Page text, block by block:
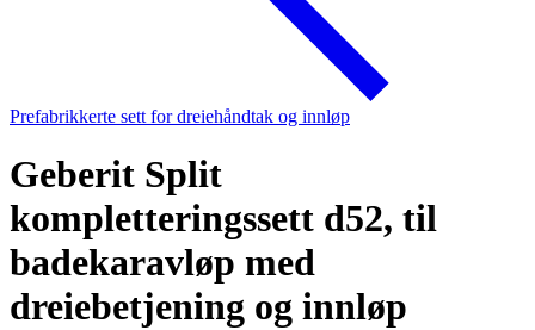
Prefabrikkerte sett for dreiehåndtak og innløp
Geberit Split
kompletteringssett d52, til
badekaravløp med
dreiebetjening og innløp